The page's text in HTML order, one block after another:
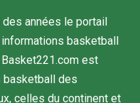
années le portail
basketball
est
des
celles du continent et